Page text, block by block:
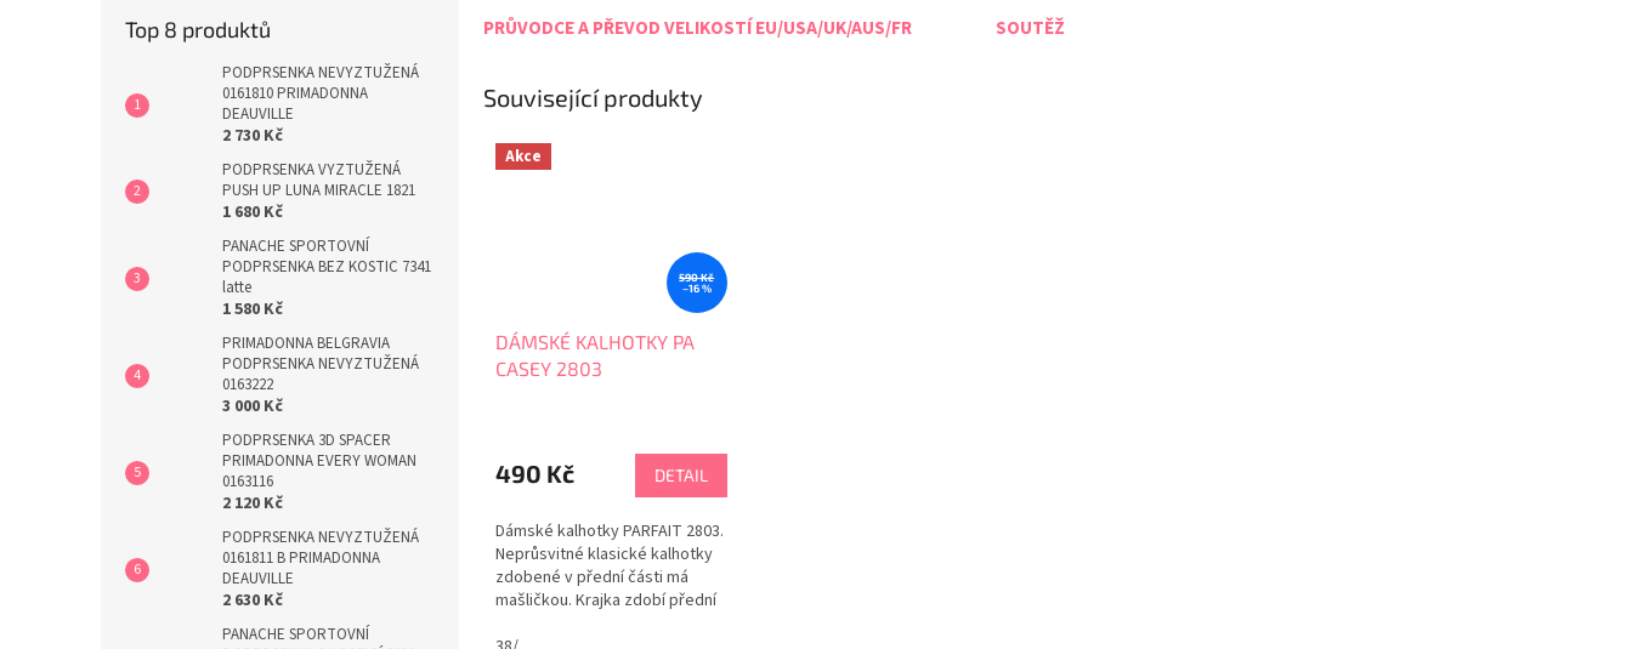
Top 8 produktů
PODPRSENKA NEVYZTUŽENÁ
0161810 PRIMADONNA
DEAUVILLE
2 730 Kč
PODPRSENKA VYZTUŽENÁ
PUSH UP LUNA MIRACLE 1821
1 680 Kč
PANACHE SPORTOVNÍ
PODPRSENKA BEZ KOSTIC 7341
latte
1 580 Kč
PRIMADONNA BELGRAVIA
PODPRSENKA NEVYZTUŽENÁ
0163222
3 000 Kč
PODPRSENKA 3D SPACER
PRIMADONNA EVERY WOMAN
0163116
2 120 Kč
PODPRSENKA NEVYZTUŽENÁ
0161811 B PRIMADONNA
DEAUVILLE
2 630 Kč
PANACHE SPORTOVNÍ
PRŮVODCE A PŘEVOD VELIKOSTÍ EU/USA/UK/AUS/FR SOUTĚŽ
Související produkty
Akce
590 Kč
–16 %
DÁMSKÉ KALHOTKY PA
CASEY 2803
490 Kč DETAIL
Dámské kalhotky PARFAIT 2803.
Neprůsvitné klasické kalhotky
zdobené v přední části má
mašličkou. Krajka zdobí přední